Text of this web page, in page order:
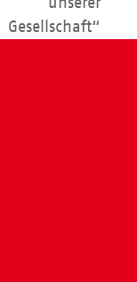
Gesellschaft“